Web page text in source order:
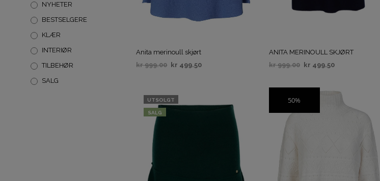
NYHETER
BESTSELGERE
KLÆR
INTERIØR
TILBEHØR
SALG
Anita merinoull skjørt
kr999.00 kr 499.50
ANITA MERINOULL SKJØRT
kr999.00 kr 499.50
UTSOLGT
SALG
50%
SALG